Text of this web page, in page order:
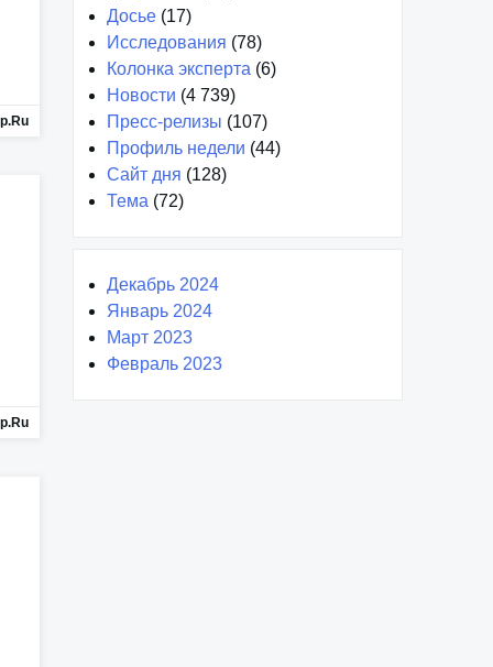
Досье (17)
Исследования (78)
Колонка эксперта (6)
Новости (4 739)
Пресс-релизы (107)
Профиль недели (44)
Сайт дня (128)
Тема (72)
Декабрь 2024
Январь 2024
Март 2023
Февраль 2023